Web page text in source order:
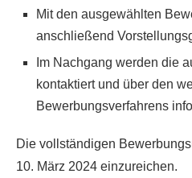
Mit den ausgewählten
anschließend
Im Nachgang werden die
kontaktiert und über den
Bewerbungsverfahrens
Die vollständigen
10. März 2024 einzureichen.